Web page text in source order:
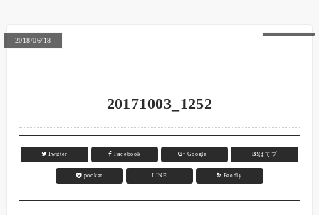
2018/06/18
20171003_1252
Twitter Facebook Google+ B!はてブ
pocket LINE Feedly